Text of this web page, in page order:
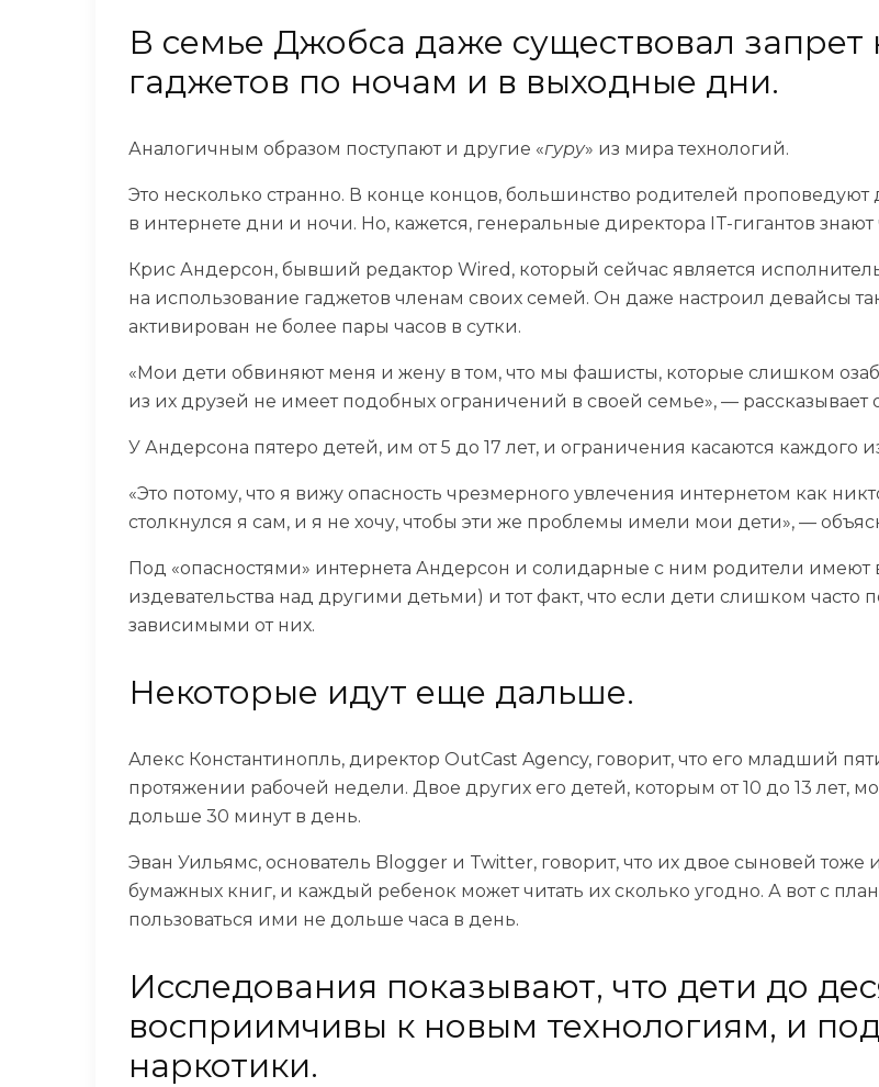
В семье Джобса даже существовал запрет
гаджетов по ночам и в выходные дни.
Аналогичным образом поступают и другие «гуру» из мира технологий.
Это несколько странно. В конце концов, большинство родителей
в интернете дни и ночи. Но, кажется, генеральные директора IT-гигантов знают
Крис Андерсон, бывший редактор Wired, который сейчас является
на использование гаджетов членам своих семей. Он даже настроил девайсы
активирован не более пары часов в сутки.
«Мои дети обвиняют меня и жену в том, что мы фашисты, которые слишком
из их друзей не имеет подобных ограничений в своей семье», — рассказывает
У Андерсона пятеро детей, им от 5 до 17 лет, и ограничения касаются каждого
«Это потому, что я вижу опасность чрезмерного увлечения интернетом как
столкнулся я сам, и я не хочу, чтобы эти же проблемы имели мои дети», —
Под «опасностями» интернета Андерсон и солидарные с ним родители
издевательства над другими детьми) и тот факт, что если дети слишком часто
зависимыми от них.
Некоторые идут еще дальше.
Алекс Константинопль, директор OutCast Agency, говорит, что его младший
протяжении рабочей недели. Двое других его детей, которым от 10 до 13 лет,
дольше 30 минут в день.
Эван Уильямс, основатель Blogger и Twitter, говорит, что их двое сыновей
бумажных книг, и каждый ребенок может читать их сколько угодно. А вот с
пользоваться ими не дольше часа в день.
Исследования показывают, что дети до
восприимчивы к новым технологиям, и
наркотики.